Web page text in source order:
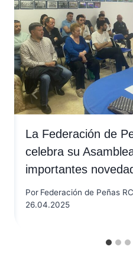
La Federación de
celebra su
importantes
Por Federación de Peñas
26.04.2025